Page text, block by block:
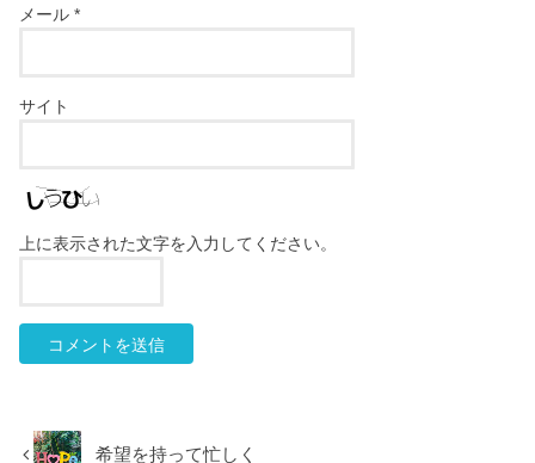
メール*
サイト
上に表示された文字を入力してください。
希望を持って忙しく